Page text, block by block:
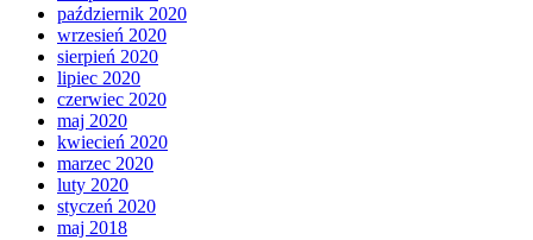
październik 2020
wrzesień 2020
sierpień 2020
lipiec 2020
czerwiec 2020
maj 2020
kwiecień 2020
marzec 2020
luty 2020
styczeń 2020
maj 2018